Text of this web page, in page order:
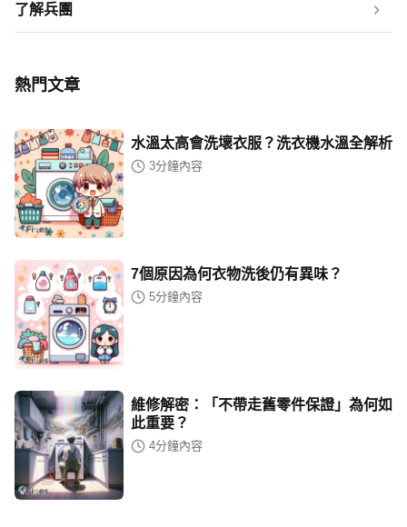
了解兵團
熱門文章
水溫太高會洗壞衣服？洗衣機水溫全解析
3分鐘內容
7個原因為何衣物洗後仍有異味？
5分鐘內容
維修解密：「不帶走舊零件保證」為何如
此重要？
4分鐘內容